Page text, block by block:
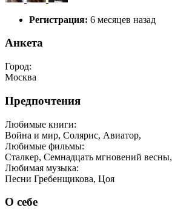
Регистрация: 6 месяцев назад
Анкета
Город:
Москва
Предпочтения
Любимые книги:
Война и мир, Солярис, Авиатор,
Любимые фильмы:
Сталкер, Семнадцать мгновений весны,
Любимая музыка:
Песни Гребенщикова, Цоя
О себе